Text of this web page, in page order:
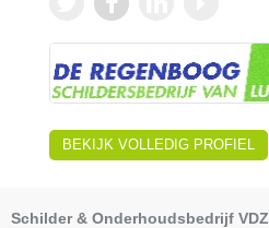
BEKIJK VOLLEDIG PROFIEL
Schilder & Onderhoudsbedrijf VDZ